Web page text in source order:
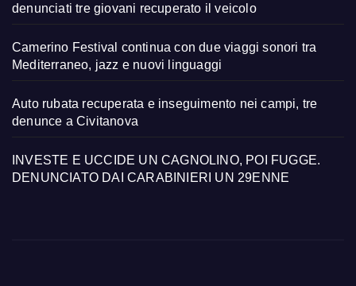
denunciati tre giovani recuperato il veicolo
Camerino Festival continua con due viaggi sonori tra
Mediterraneo, jazz e nuovi linguaggi
Auto rubata recuperata e inseguimento nei campi, tre
denunce a Civitanova
INVESTE E UCCIDE UN CAGNOLINO, POI FUGGE.
DENUNCIATO DAI CARABINIERI UN 29ENNE